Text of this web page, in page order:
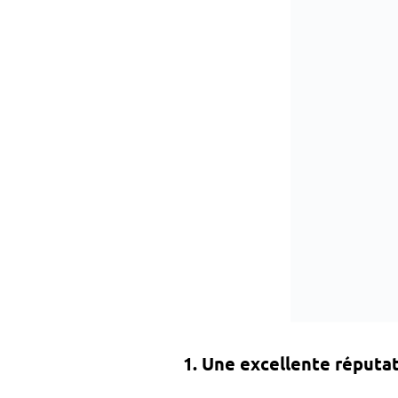
1. Une excellente